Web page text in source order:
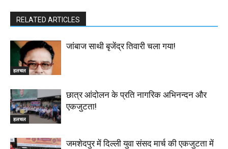
RELATED ARTICLES
हलचल
जांबाज साथी बृजेंद्र तिवारी चला गया!
हलचल
छात्र आंदोलन के प्रति नागरिक अभिनन्दन और
एकजुटता!
जमशेदपुर में दिल्ली युवा संसद मार्च की एकजुटता में